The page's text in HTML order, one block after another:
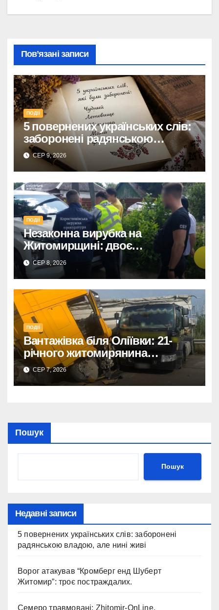
Пов’язані записи
ПОДІЇ
5 повернених українських слів:
заборонені радянською
владою, але нині живі
СЕР 9, 2026
ПОДІЇ
Незаконна вирубка на
Житомирщині: двоє
підозрюваних завдали збитків
на 34+ млн грн.
СЕР 8, 2026
ПОДІЇ
Вантажівка біля Оліївки: 21-
річного житомирянина
травмовано
СЕР 7, 2026
Пошук
Пошук
Недавні записи
5 повернених українських слів: заборонені
радянською владою, але нині живі
Ворог атакував “Кромберг енд Шуберт
Житомир”: троє постраждалих.
Семеро травмовані: Zhitomir-OnLine.